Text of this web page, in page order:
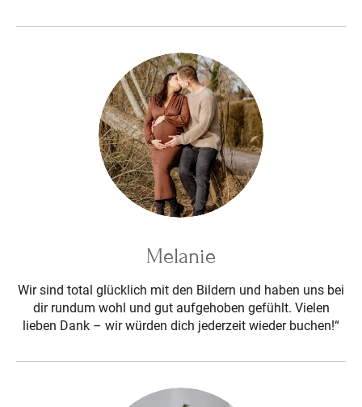
Melanie
Wir sind total glücklich mit den Bildern und haben uns bei
dir rundum wohl und gut aufgehoben gefühlt. Vielen
lieben Dank – wir würden dich jederzeit wieder buchen!“